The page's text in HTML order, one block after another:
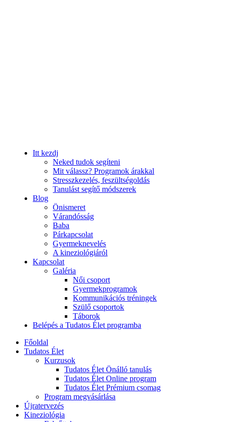
Itt kezdj
Neked tudok segíteni
Mit válassz? Programok árakkal
Stresszkezelés, feszültségoldás
Tanulást segítő módszerek
Blog
Önismeret
Várandósság
Baba
Párkapcsolat
Gyermeknevelés
A kineziológiáról
Kapcsolat
Galéria
Női csoport
Gyermekprogramok
Kommunikációs tréningek
Szülő csoportok
Táborok
Belépés a Tudatos Élet programba
Főoldal
Tudatos Élet
Kurzusok
Tudatos Élet Önálló tanulás
Tudatos Élet Online program
Tudatos Élet Prémium csomag
Program megvásárlása
Újratervezés
Kineziológia